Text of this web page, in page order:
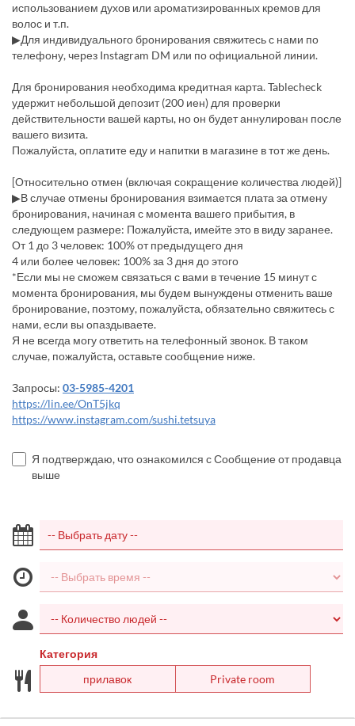
использованием духов или ароматизированных кремов для
волос и т.п.
▶Для индивидуального бронирования свяжитесь с нами по
телефону, через Instagram DM или по официальной линии.
Для бронирования необходима кредитная карта. Tablecheck
удержит небольшой депозит (200 иен) для проверки
действительности вашей карты, но он будет аннулирован после
вашего визита.
Пожалуйста, оплатите еду и напитки в магазине в тот же день.
[Относительно отмен (включая сокращение количества людей)]
▶В случае отмены бронирования взимается плата за отмену
бронирования, начиная с момента вашего прибытия, в
следующем размере: Пожалуйста, имейте это в виду заранее.
От 1 до 3 человек: 100% от предыдущего дня
4 или более человек: 100% за 3 дня до этого
*Если мы не сможем связаться с вами в течение 15 минут с
момента бронирования, мы будем вынуждены отменить ваше
бронирование, поэтому, пожалуйста, обязательно свяжитесь с
нами, если вы опаздываете.
Я не всегда могу ответить на телефонный звонок. В таком
случае, пожалуйста, оставьте сообщение ниже.
Запросы: 03-5985-4201
https://lin.ee/OnT5jkq
https://www.instagram.com/sushi.tetsuya
Я подтверждаю, что ознакомился с Сообщение от продавца
выше
Категория
прилавок
Private room